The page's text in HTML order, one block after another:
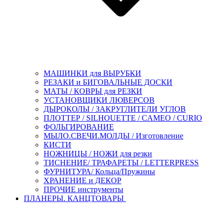
МАШИНКИ для ВЫРУБКИ
РЕЗАКИ и БИГОВАЛЬНЫЕ ДОСКИ
МАТЫ / КОВРЫ для РЕЗКИ
УСТАНОВЩИКИ ЛЮВЕРСОВ
ДЫРОКОЛЫ / ЗАКРУГЛИТЕЛИ УГЛОВ
ПЛОТТЕР / SILHOUETTE / CAMEO / CURIO
ФОЛЬГИРОВАНИЕ
МЫЛО.СВЕЧИ.МОЛДЫ / Изготовление
КИСТИ
НОЖНИЦЫ / НОЖИ для резки
ТИСНЕНИЕ/ ТРАФАРЕТЫ / LETTERPRESS
ФУРНИТУРА/ Кольца/Пружины
ХРАНЕНИЕ и ДЕКОР
ПРОЧИЕ инструменты
ПЛАНЕРЫ. КАНЦТОВАРЫ